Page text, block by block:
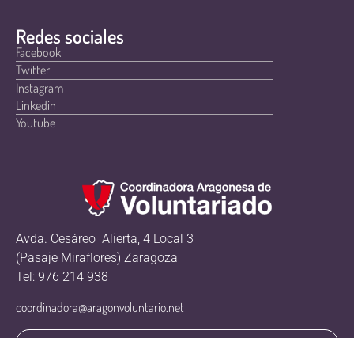
Redes sociales
Facebook
Twitter
Instagram
Linkedin
Youtube
Avda. Cesáreo Alierta, 4 Local 3
(Pasaje Miraflores) Zaragoza
Tel: 976 214 938
coordinadora@aragonvoluntario.net